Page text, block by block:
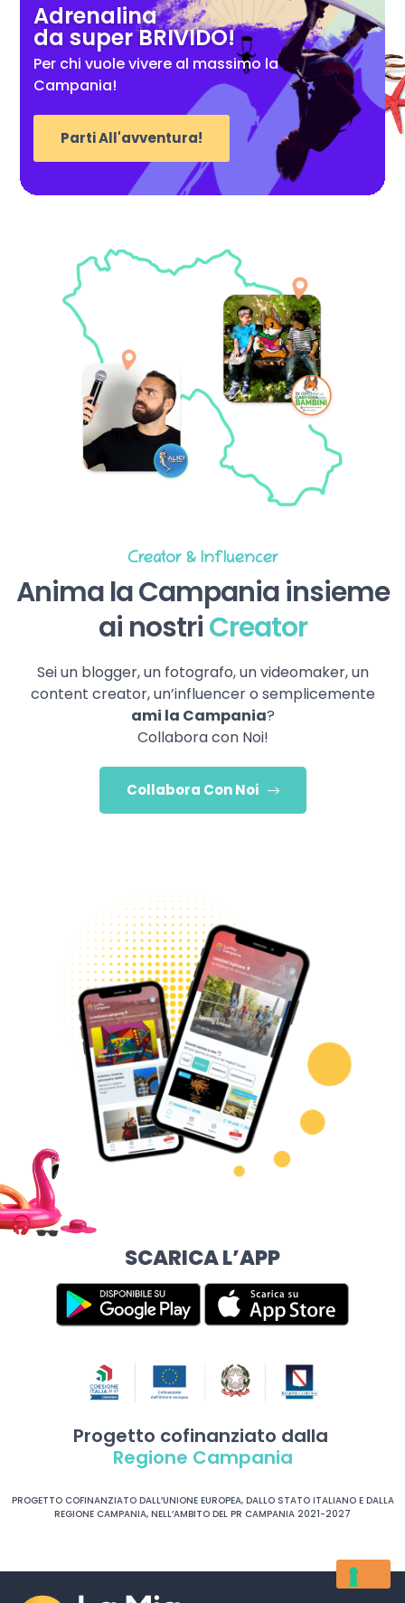
Adrenalina
da super BRIVIDO!
Per chi vuole vivere al massimo la
Campania!
Parti All'avventura!
Creator & Influencer
Anima la Campania insieme
ai nostriCreator
Sei un blogger, un fotografo, un videomaker, un
content creator, un’influencer o semplicemente
ami la Campania?
Collabora con Noi!
Collabora Con Noi
SCARICA L’APP
Progetto cofinanziato dalla
Regione Campania
PROGETTO COFINANZIATO DALL’UNIONE EUROPEA, DALLO STATO ITALIANO E DALLA
REGIONE CAMPANIA, NELL’AMBITO DEL PR CAMPANIA 2021-2027